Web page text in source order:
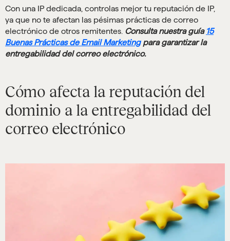
Con una IP dedicada, controlas mejor tu reputación de IP,
ya que no te afectan las pésimas prácticas de correo
electrónico de otros remitentes. Consulta nuestra guía 15
Buenas Prácticas de Email Marketingpara garantizar la
entregabilidad del correo electrónico.
Cómo afecta la reputación del
dominio a la entregabilidad del
correo electrónico